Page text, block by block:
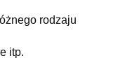
rodzaju
itp.